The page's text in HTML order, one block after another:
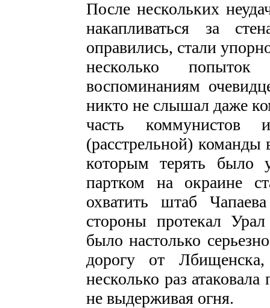
После нескольких
накапливаться за
оправились, стали
несколько
воспоминаниям
никто не слышал даже
часть коммунистов
(расстрельной) команды
которым терять было
партком на окраине
охватить штаб
стороны протекал
было настолько
дорогу от
несколько раз
не выдерживая огня.